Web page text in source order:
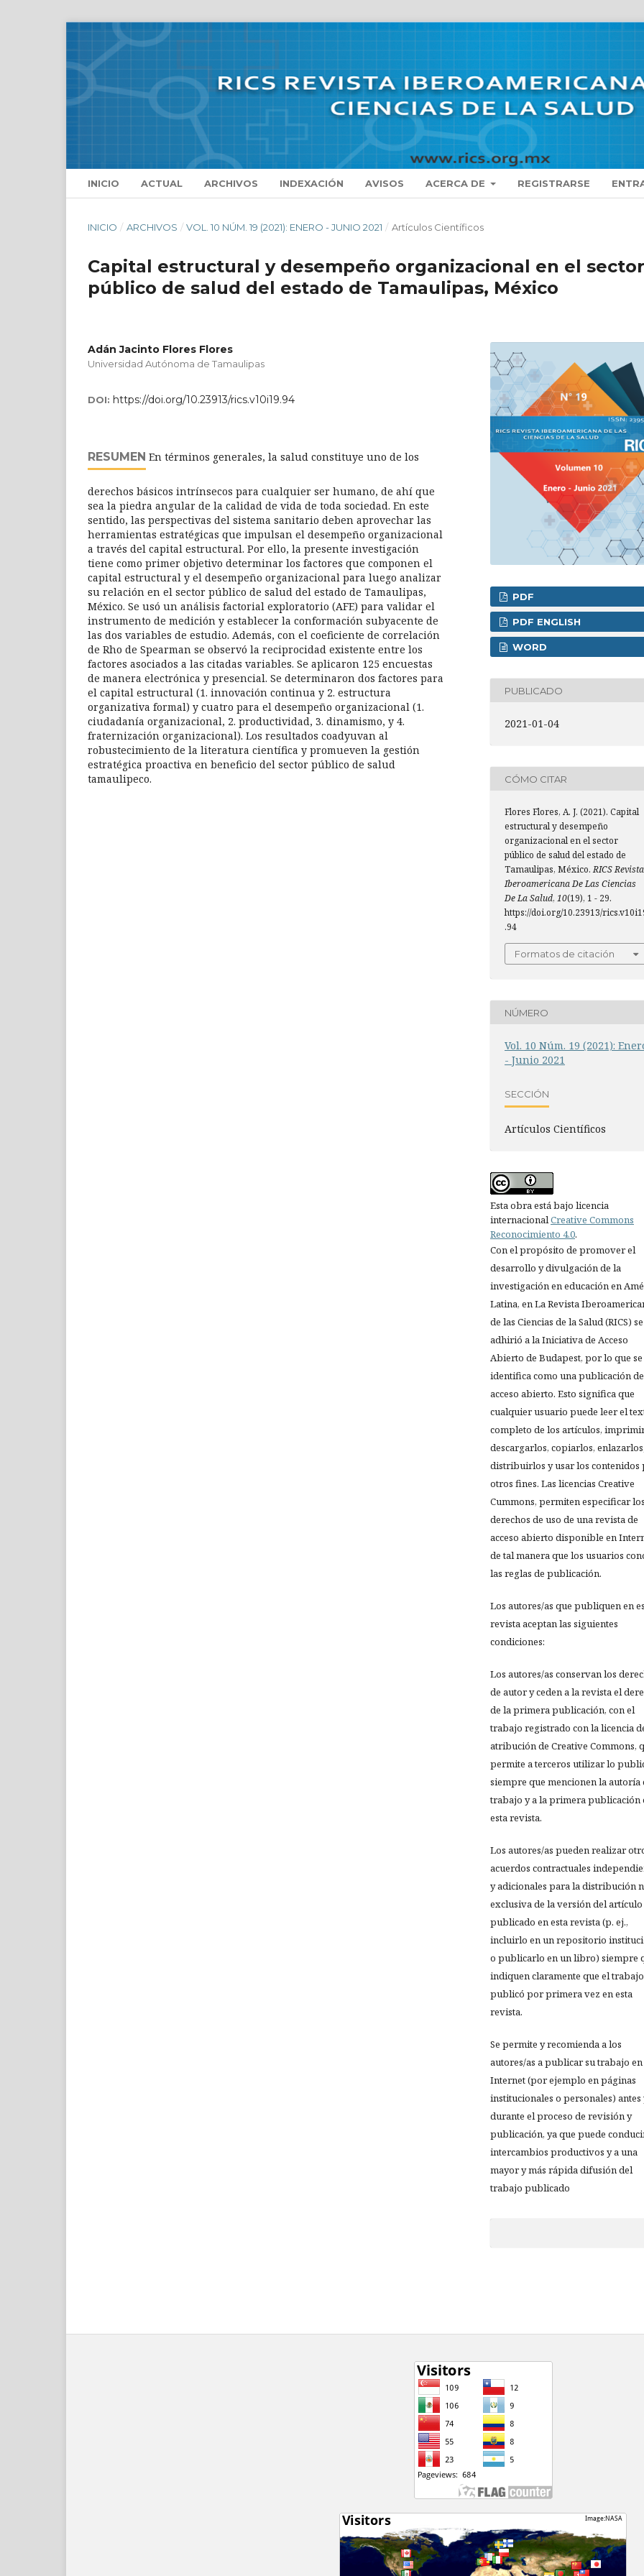
INICIO ACTUAL ARCHIVOS INDEXACIÓN AVISOS ACERCA DE REGISTRARSE
INICIO / ARCHIVOS / VOL. 10 NÚM. 19 (2021): ENERO - JUNIO 2021 / Artículos Científicos
Capital estructural y desempeño organizacional en el sector
público de salud del estado de Tamaulipas, México
Adán Jacinto Flores Flores
Universidad Autónoma de Tamaulipas
DOI: https://doi.org/10.23913/rics.v10i19.94
RESUMEN En términos generales, la salud constituye uno de los
derechos básicos intrínsecos para cualquier ser humano, de ahí que
sea la piedra angular de la calidad de vida de toda sociedad. En este
sentido, las perspectivas del sistema sanitario deben aprovechar las
herramientas estratégicas que impulsan el desempeño organizacional
a través del capital estructural. Por ello, la presente investigación
tiene como primer objetivo determinar los factores que componen el
capital estructural y el desempeño organizacional para luego analizar
su relación en el sector público de salud del estado de Tamaulipas,
México. Se usó un análisis factorial exploratorio (AFE) para validar el
instrumento de medición y establecer la conformación subyacente de
las dos variables de estudio. Además, con el coeficiente de correlación
de Rho de Spearman se observó la reciprocidad existente entre los
factores asociados a las citadas variables. Se aplicaron 125 encuestas
de manera electrónica y presencial. Se determinaron dos factores para
el capital estructural (1. innovación continua y 2. estructura
organizativa formal) y cuatro para el desempeño organizacional (1.
ciudadanía organizacional, 2. productividad, 3. dinamismo, y 4.
fraternización organizacional). Los resultados coadyuvan al
robustecimiento de la literatura científica y promueven la gestión
estratégica proactiva en beneficio del sector público de salud
tamaulipeco.
PDF
PDF ENGLISH
WORD
PUBLICADO
2021-01-04
CÓMO CITAR
Flores Flores, A. J. (2021). Capital
estructural y desempeño
organizacional en el sector
público de salud del estado de
Tamaulipas, México.RICS Revista
Iberoamericana De Las Ciencias
De La Salud, 10(19), 1 - 29.
https://doi.org/10.23913/
.94
Formatos de citación
NÚMERO
Vol. 10 Núm. 19 (2021):
- Junio 2021
SECCIÓN
Artículos Científicos
Esta obra está bajo licencia
internacionalCreative Commons
Reconocimiento 4.0.
Con el propósito de promover el
desarrollo y divulgación de la
investigación en educación en
Latina, en La Revista
de las Ciencias de la Salud (RICS) se
adhirió a la Iniciativa de Acceso
Abierto de Budapest, por lo que se
identifica como una publicación de
acceso abierto. Esto significa que
cualquier usuario puede leer el
completo de los artículos,
descargarlos, copiarlos,
distribuirlos y usar los contenidos
otros fines. Las licencias Creative
Cummons, permiten especificar
derechos de uso de una revista de
acceso abierto disponible en
de tal manera que los usuarios
las reglas de publicación.
Los autores/as que publiquen en
revista aceptan las siguientes
condiciones:
Los autores/as conservan los
de autor y ceden a la revista el
de la primera publicación, con el
trabajo registrado con la licencia
atribución de Creative Commons,
permite a terceros utilizar lo
siempre que mencionen la autoría
trabajo y a la primera publicación
esta revista.
Los autores/as pueden realizar
acuerdos contractuales
y adicionales para la distribución
exclusiva de la versión del artículo
publicado en esta revista (p. ej.,
incluirlo en un repositorio
o publicarlo en un libro) siempre
indiquen claramente que el
publicó por primera vez en esta
revista.
Se permite y recomienda a los
autores/as a publicar su trabajo en
Internet (por ejemplo en páginas
institucionales o personales) antes
durante el proceso de revisión y
publicación, ya que puede
intercambios productivos y a una
mayor y más rápida difusión del
trabajo publicado